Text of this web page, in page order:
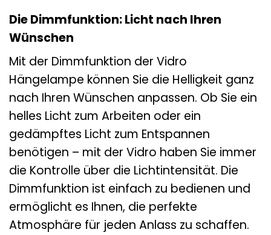
Die Dimmfunktion: Licht nach Ihren
Wünschen
Mit der Dimmfunktion der Vidro
Hängelampe können Sie die Helligkeit ganz
nach Ihren Wünschen anpassen. Ob Sie ein
helles Licht zum Arbeiten oder ein
gedämpftes Licht zum Entspannen
benötigen – mit der Vidro haben Sie immer
die Kontrolle über die Lichtintensität. Die
Dimmfunktion ist einfach zu bedienen und
ermöglicht es Ihnen, die perfekte
Atmosphäre für jeden Anlass zu schaffen.